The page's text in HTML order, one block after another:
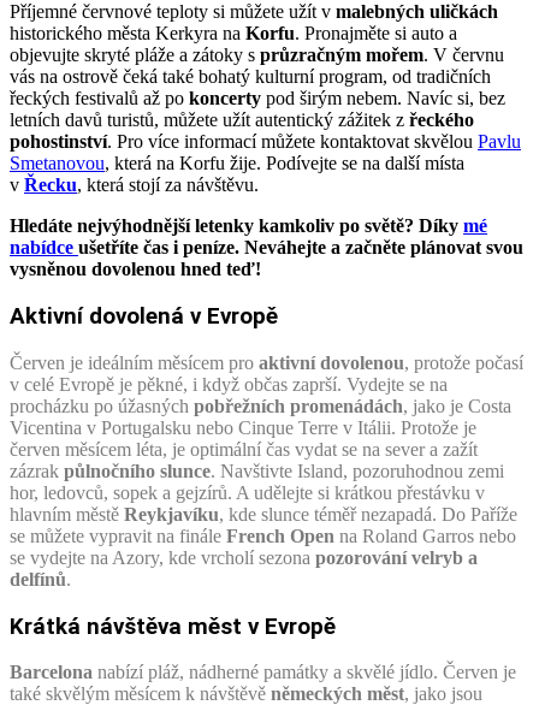
Příjemné červnové teploty si můžete užít v malebných uličkách
historického města Kerkyra na Korfu. Pronajměte si auto a
objevujte skryté pláže a zátoky s průzračným mořem. V červnu
vás na ostrově čeká také bohatý kulturní program, od tradičních
řeckých festivalů až po koncerty pod širým nebem. Navíc si, bez
letních davů turistů, můžete užít autentický zážitek z řeckého
pohostinství. Pro více informací můžete kontaktovat skvělou Pavlu
Smetanovou, která na Korfu žije. Podívejte se na další místa
v Řecku, která stojí za návštěvu.
Hledáte nejvýhodnější letenky kamkoliv po světě? Díky mé
nabídce ušetříte čas i peníze. Neváhejte a začněte plánovat svou
vysněnou dovolenou hned teď!
Aktivní dovolená v Evropě
Červen je ideálním měsícem pro aktivní dovolenou, protože počasí
v celé Evropě je pěkné, i když občas zaprší. Vydejte se na
procházku po úžasných pobřežních promenádách, jako je Costa
Vicentina v Portugalsku nebo Cinque Terre v Itálii. Protože je
červen měsícem léta, je optimální čas vydat se na sever a zažít
zázrak půlnočního slunce. Navštivte Island, pozoruhodnou zemi
hor, ledovců, sopek a gejzírů. A udělejte si krátkou přestávku v
hlavním městě Reykjavíku, kde slunce téměř nezapadá. Do Paříže
se můžete vypravit na finále French Open na Roland Garros nebo
se vydejte na Azory, kde vrcholí sezona pozorování velryb a
delfínů.
Krátká návštěva měst v Evropě
Barcelona nabízí pláž, nádherné památky a skvělé jídlo. Červen je
také skvělým měsícem k návštěvě německých měst, jako jsou